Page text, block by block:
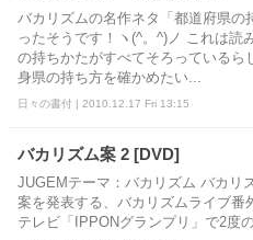
バカリズムの名作ネタ「都道府県の
ったそうです！ヽ(^。^)ノ これは読
の持ちかたがすべてそろっているら
身県の持ち方を確かめたい...
日々の書付 | 2010.12.17 Fri 13:15
バカリズム案 2 [DVD]
JUGEMテーマ：バカリズム バカリ
案を発表する、バカリズムライブ番
テレビ「IPPONグランプリ」で2度